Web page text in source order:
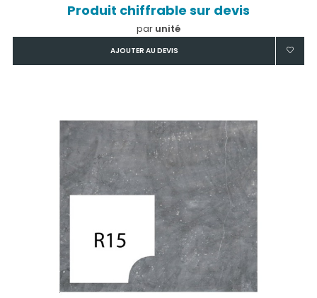
Produit chiffrable sur devis
par unité
AJOUTER AU DEVIS